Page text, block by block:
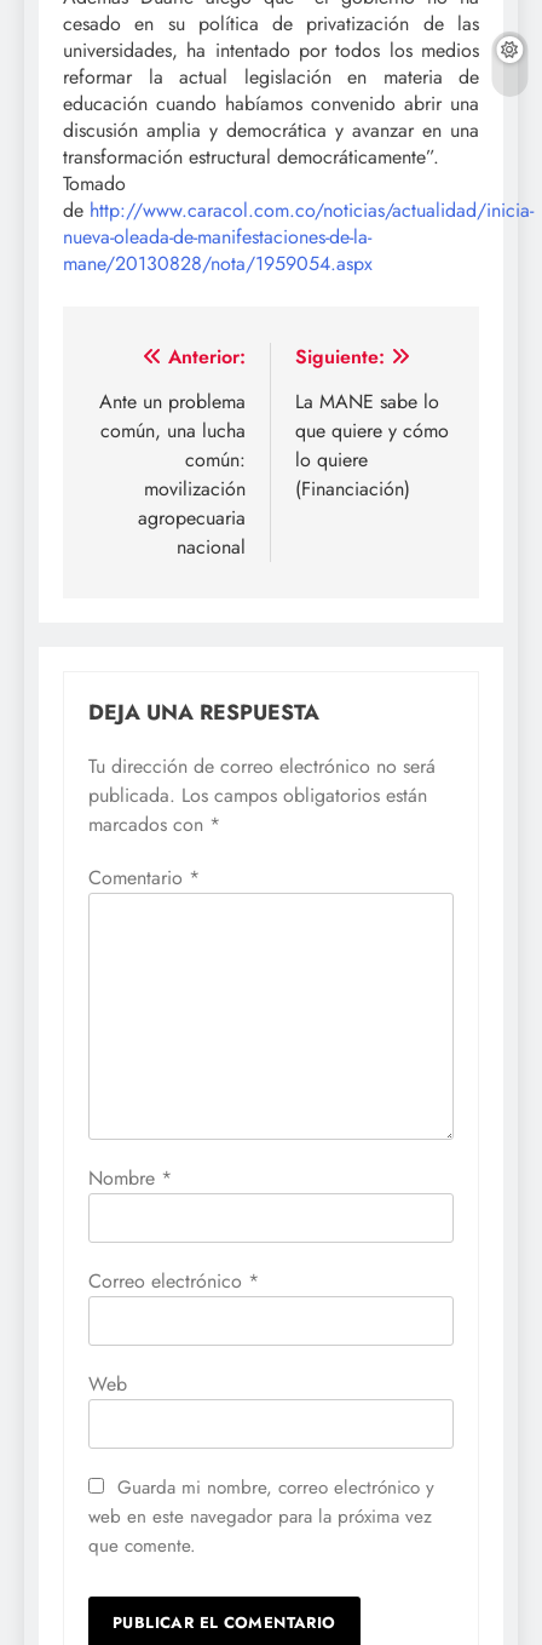
cesado en su política de privatización de las
universidades, ha intentado por todos los medios
reformar la actual legislación en materia de
educación cuando habíamos convenido abrir una
discusión amplia y democrática y avanzar en una
transformación estructural democráticamente”.
Tomado
de http://www.caracol.com.co/noticias/actualidad/inicia-
nueva-oleada-de-manifestaciones-de-la-
mane/20130828/nota/1959054.aspx
Navegación
de
entradas
Anterior:
Ante un problema
común, una lucha
común:
movilización
agropecuaria
nacional
Siguiente:
La MANE sabe lo
que quiere y cómo
lo quiere
(Financiación)
DEJA UNA RESPUESTA
Tu dirección de correo electrónico no será
publicada. Los campos obligatorios están
marcados con *
Comentario *
Nombre *
Correo electrónico *
Web
Guarda mi nombre, correo electrónico y
web en este navegador para la próxima vez
que comente.